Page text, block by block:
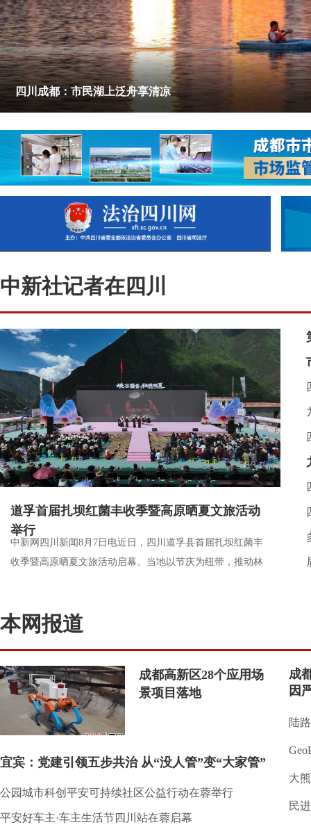
四川成都：市民湖上泛舟享清凉
中新社记者在四川
道孚首届扎坝红菌丰收季暨高原晒夏文旅活动
举行
中新网四川新闻8月7日电近日，四川道孚县首届扎坝红菌丰
收季暨高原晒夏文旅活动启幕。当地以节庆为纽带，推动林
齐文旅基础设施，持续深化农文旅融合，不断拓宽群众增收
本网报道
成都高新区28个应用场
景项目落地
宜宾：党建引领五步共治 从“没人管”变“大家管”
公园城市科创平安可持续社区公益行动在蓉举行
平安好车主·车主生活节四川站在蓉启幕
成
因
陆
大
民